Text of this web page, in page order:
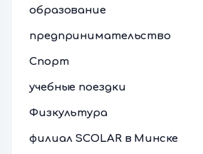
образование
предпринимательство
Спорт
учебные поездки
Физкультура
филиал SCOLAR в Минске